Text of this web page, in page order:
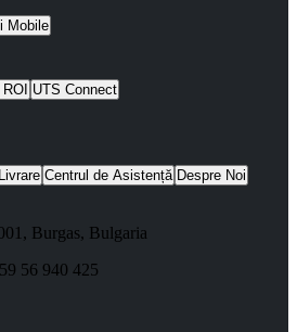
Mobile
UTS Connect
Livrare Centrul de Asistență Despre Noi
, Burgas, Bulgaria
56 940 425